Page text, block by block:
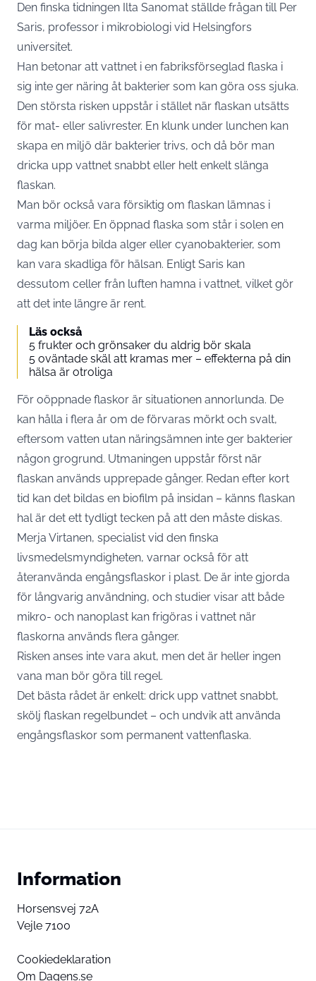
Den finska tidningen Ilta Sanomat ställde frågan till Per
Saris, professor i mikrobiologi vid Helsingfors
universitet.
Han betonar att vattnet i en fabriksförseglad flaska i
sig inte ger näring åt bakterier som kan göra oss sjuka.
Den största risken uppstår i stället när flaskan utsätts
för mat- eller salivrester. En klunk under lunchen kan
skapa en miljö där bakterier trivs, och då bör man
dricka upp vattnet snabbt eller helt enkelt slänga
flaskan.
Man bör också vara försiktig om flaskan lämnas i
varma miljöer. En öppnad flaska som står i solen en
dag kan börja bilda alger eller cyanobakterier, som
kan vara skadliga för hälsan. Enligt Saris kan
dessutom celler från luften hamna i vattnet, vilket gör
att det inte längre är rent.
Läs också
5 frukter och grönsaker du aldrig bör skala
5 oväntade skäl att kramas mer – effekterna på din
hälsa är otroliga
För oöppnade flaskor är situationen annorlunda. De
kan hålla i flera år om de förvaras mörkt och svalt,
eftersom vatten utan näringsämnen inte ger bakterier
någon grogrund. Utmaningen uppstår först när
flaskan används upprepade gånger. Redan efter kort
tid kan det bildas en biofilm på insidan – känns flaskan
hal är det ett tydligt tecken på att den måste diskas.
Merja Virtanen, specialist vid den finska
livsmedelsmyndigheten, varnar också för att
återanvända engångsflaskor i plast. De är inte gjorda
för långvarig användning, och studier visar att både
mikro- och nanoplast kan frigöras i vattnet när
flaskorna används flera gånger.
Risken anses inte vara akut, men det är heller ingen
vana man bör göra till regel.
Det bästa rådet är enkelt: drick upp vattnet snabbt,
skölj flaskan regelbundet – och undvik att använda
engångsflaskor som permanent vattenflaska.
Information
Horsensvej 72A
Vejle 7100
Cookiedeklaration
Om Dagens.se